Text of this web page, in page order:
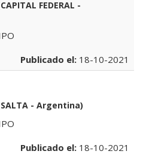
FEDERAL -
Publicado el: 18-10-2021
- Argentina)
Publicado el: 18-10-2021